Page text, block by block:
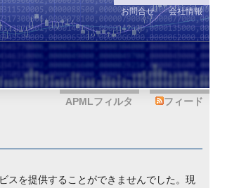
会社情報
お問合せ
フィード
APMLフィルタ
スを提供することができませんでした。現